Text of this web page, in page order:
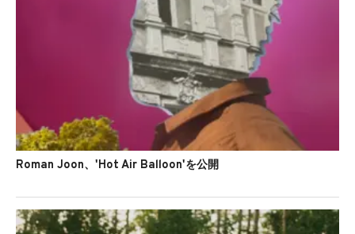
Roman Joon、'Hot Air Balloon'を公開